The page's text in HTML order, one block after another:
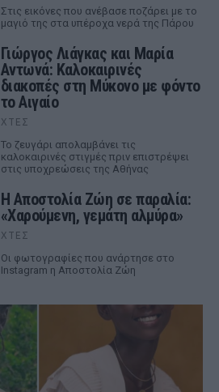
Στις εικόνες που ανέβασε ποζάρει με το
μαγιό της στα υπέροχα νερά της Πάρου
Γιώργος Λιάγκας και Μαρία
Αντωνά: Καλοκαιρινές
διακοπές στη Μύκονο με φόντο
το Αιγαίο
ΧΤΕΣ
Το ζευγάρι απολαμβάνει τις
καλοκαιρινές στιγμές πριν επιστρέψει
στις υποχρεώσεις της Αθήνας
Η Αποστολία Ζώη σε παραλία:
«Χαρούμενη, γεμάτη αλμύρα»
ΧΤΕΣ
Οι φωτογραφίες που ανάρτησε στο
Instagram η Αποστολία Ζώη